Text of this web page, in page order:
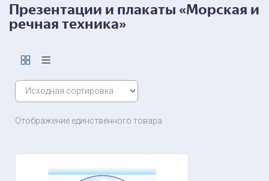
Презентации и плакаты «Морская и
речная техника»
Отображение единственного товара